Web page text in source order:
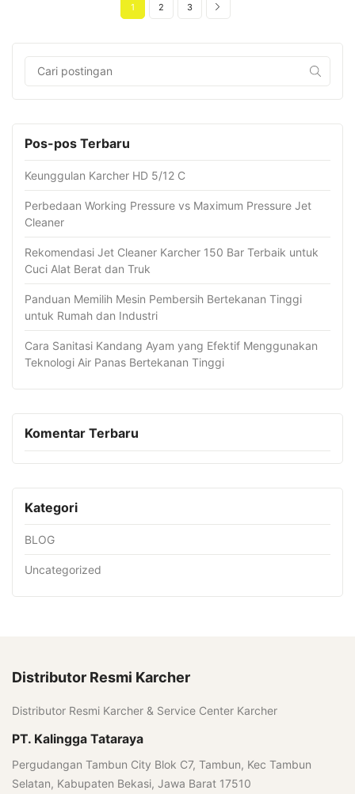
1 2 3
Pos-pos Terbaru
Keunggulan Karcher HD 5/12 C
Perbedaan Working Pressure vs Maximum Pressure Jet
Cleaner
Rekomendasi Jet Cleaner Karcher 150 Bar Terbaik untuk
Cuci Alat Berat dan Truk
Panduan Memilih Mesin Pembersih Bertekanan Tinggi
untuk Rumah dan Industri
Cara Sanitasi Kandang Ayam yang Efektif Menggunakan
Teknologi Air Panas Bertekanan Tinggi
Komentar Terbaru
Kategori
BLOG
Uncategorized
Distributor Resmi Karcher
Distributor Resmi Karcher & Service Center Karcher
PT. Kalingga Tataraya
Pergudangan Tambun City Blok C7, Tambun, Kec Tambun
Selatan, Kabupaten Bekasi, Jawa Barat 17510